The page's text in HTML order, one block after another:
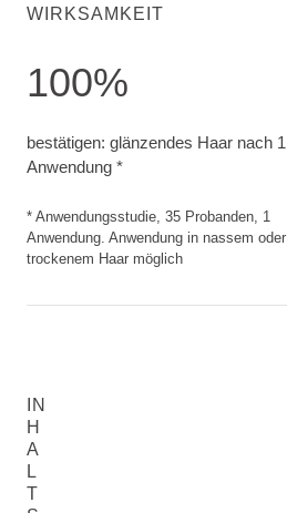
WIRKSAMKEIT
100%
bestätigen: glänzendes Haar nach 1
Anwendung *
* Anwendungsstudie, 35 Probanden, 1
Anwendung. Anwendung in nassem oder
trockenem Haar möglich
IN
H
A
L
T